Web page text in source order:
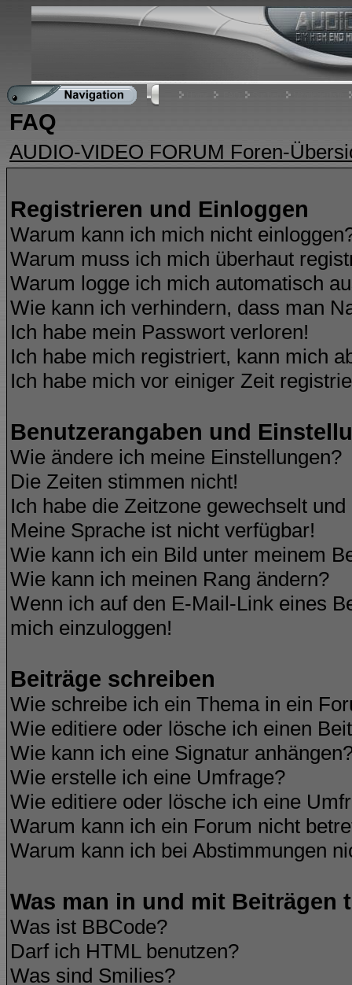
FAQ
AUDIO-VIDEO FORUM Foren-
Registrieren und Einloggen
Warum kann ich mich nicht
Warum muss ich mich überhaut
Warum logge ich mich automatisch
Wie kann ich verhindern, dass man
Ich habe mein Passwort verloren!
Ich habe mich registriert, kann mich
Ich habe mich vor einiger Zeit
Benutzerangaben und
Wie ändere ich meine Einstellungen?
Die Zeiten stimmen nicht!
Ich habe die Zeitzone gewechselt
Meine Sprache ist nicht verfügbar!
Wie kann ich ein Bild unter meinem
Wie kann ich meinen Rang ändern?
Wenn ich auf den E-Mail-Link eines
mich einzuloggen!
Beiträge schreiben
Wie schreibe ich ein Thema in ein
Wie editiere oder lösche ich einen
Wie kann ich eine Signatur
Wie erstelle ich eine Umfrage?
Wie editiere oder lösche ich eine
Warum kann ich ein Forum nicht
Warum kann ich bei Abstimmungen
Was man in und mit Beiträgen
Was ist BBCode?
Darf ich HTML benutzen?
Was sind Smilies?